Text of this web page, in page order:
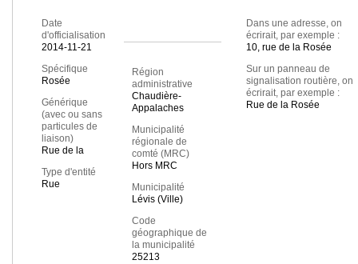
Date
d'officialisation
2014-11-21
Spécifique
Rosée
Générique
(avec ou sans
particules de
liaison)
Rue de la
Type d'entité
Rue
Région
administrative
Chaudière-
Appalaches
Municipalité
régionale de
comté (MRC)
Hors MRC
Municipalité
Lévis (Ville)
Code
géographique de
la municipalité
25213
Dans une adresse, on
écrirait, par exemple :
10, rue de la Rosée
Sur un panneau de
signalisation routière, on
écrirait, par exemple :
Rue de la Rosée